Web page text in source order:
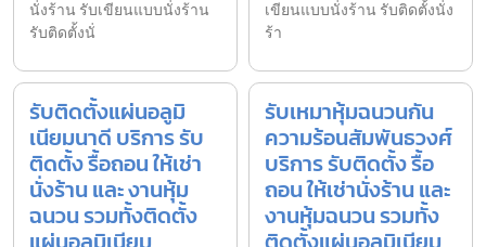
นั่งร้าน รับเขียนแบบนั่งร้าน
รับติดตั้งนั่
เขียนแบบนั่งร้าน รับติดตั้งนั่ง
ร้า
รับติดตั้งแผ่นอลูมิ
เนียมนาดี บริการ รับ
ติดตั้ง รื้อถอน ให้เช่า
นั่งร้าน และ งานหุ้ม
ฉนวน รวมทั้งติดตั้ง
รับเหมาหุ้มฉนวนกัน
ความร้อนสัมพันธวงศ์
บริการ รับติดตั้ง รื้อ
ถอน ให้เช่านั่งร้าน และ
งานหุ้มฉนวน รวมทั้ง